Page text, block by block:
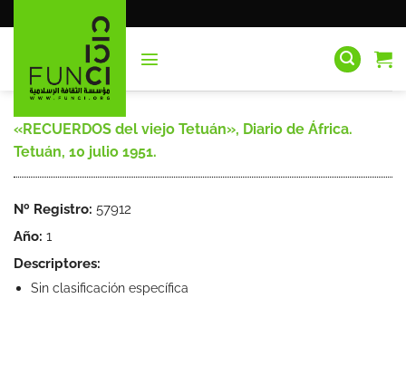
al
«RECUERDOS del viejo Tetuán», Diario de África.
Tetuán, 10 julio 1951.
Nº Registro: 57912
Año: 1
Descriptores:
Sin clasificación específica